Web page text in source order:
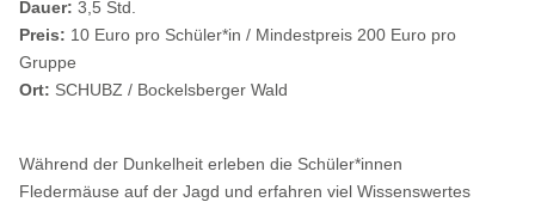
Dauer:3,5 Std.
Preis: 10 Euro pro Schüler*in / Mindestpreis 200 Euro pro
Gruppe
Ort: SCHUBZ / Bockelsberger Wald
Während der Dunkelheit erleben die Schüler*innen
Fledermäuse auf der Jagd und erfahren viel Wissenswertes